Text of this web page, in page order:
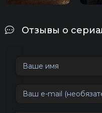
Отзывы о